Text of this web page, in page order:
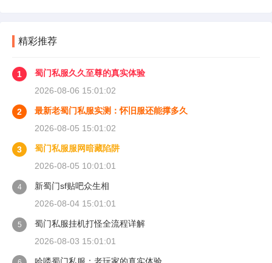
精彩推荐
1
蜀门私服久久至尊的真实体验
2026-08-06 15:01:02
2
最新老蜀门私服实测：怀旧服还能撑多久
2026-08-05 15:01:02
3
蜀门私服服网暗藏陷阱
2026-08-05 10:01:01
4
新蜀门sf贴吧众生相
2026-08-04 15:01:01
5
蜀门私服挂机打怪全流程详解
2026-08-03 15:01:01